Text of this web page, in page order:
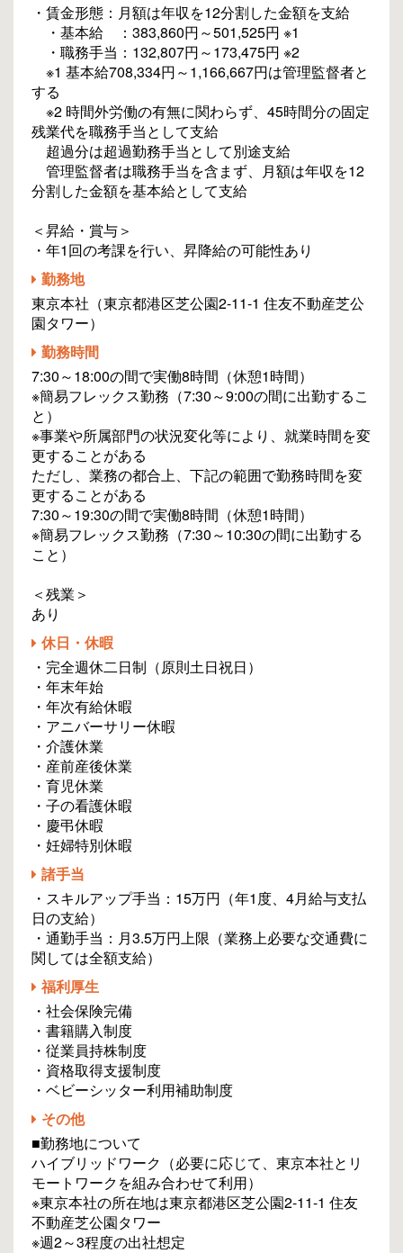
・賃金形態：月額は年収を12分割した金額を支給
・基本給 ：383,860円～501,525円 ※1
・職務手当：132,807円～173,475円 ※2
※1 基本給708,334円～1,166,667円は管理監督者と
する
※2 時間外労働の有無に関わらず、45時間分の固定
残業代を職務手当として支給
超過分は超過勤務手当として別途支給
管理監督者は職務手当を含まず、月額は年収を12
分割した金額を基本給として支給
＜昇給・賞与＞
・年1回の考課を行い、昇降給の可能性あり
勤務地
東京本社（東京都港区芝公園2-11-1 住友不動産芝公
園タワー）
勤務時間
7:30～18:00の間で実働8時間（休憩1時間）
※簡易フレックス勤務（7:30～9:00の間に出勤するこ
と）
※事業や所属部門の状況変化等により、就業時間を変
更することがある
ただし、業務の都合上、下記の範囲で勤務時間を変
更することがある
7:30～19:30の間で実働8時間（休憩1時間）
※簡易フレックス勤務（7:30～10:30の間に出勤する
こと）
＜残業＞
あり
休日・休暇
・完全週休二日制（原則土日祝日）
・年末年始
・年次有給休暇
・アニバーサリー休暇
・介護休業
・産前産後休業
・育児休業
・子の看護休暇
・慶弔休暇
・妊婦特別休暇
諸手当
・スキルアップ手当：15万円（年1度、4月給与支払
日の支給）
・通勤手当：月3.5万円上限（業務上必要な交通費に
関しては全額支給）
福利厚生
・社会保険完備
・書籍購入制度
・従業員持株制度
・資格取得支援制度
・ベビーシッター利用補助制度
その他
■勤務地について
ハイブリッドワーク（必要に応じて、東京本社とリ
モートワークを組み合わせて利用）
※東京本社の所在地は東京都港区芝公園2-11-1 住友
不動産芝公園タワー
※週2～3程度の出社想定